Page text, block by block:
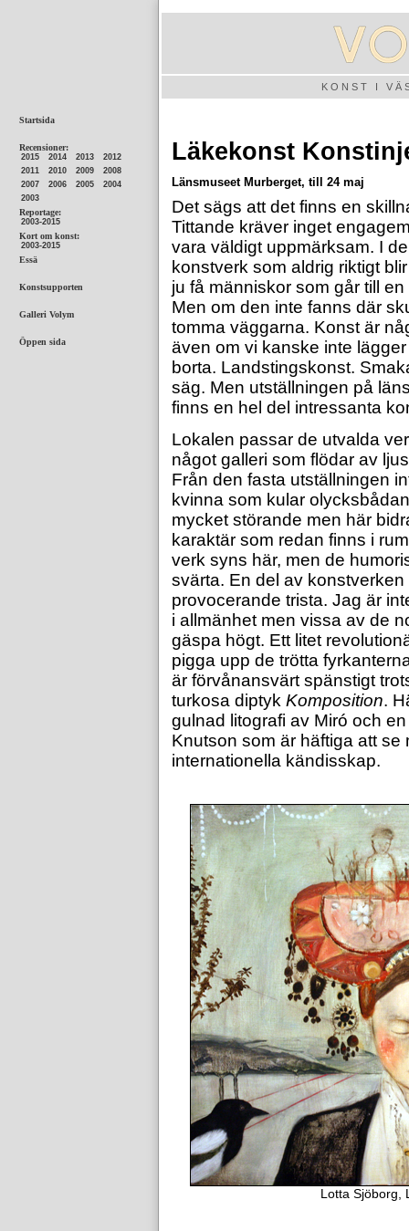
KONST I
Läkekonst
Länsmuseet Murberget, till 24 maj
Det sägs att det finns en
Tittande kräver inget
vara väldigt uppmärksam. I
konstverk som aldrig riktigt
ju få människor som går till
Men om den inte fanns där
tomma väggarna. Konst är
även om vi kanske inte
borta. Landstingskonst.
säg. Men utställningen på
finns en hel del intressanta
Lokalen passar de utvalda
något galleri som flödar av
Från den fasta utställningen
kvinna som kular
mycket störande men här
karaktär som redan finns i
verk syns här, men de
svärta. En del av
provocerande trista. Jag är
i allmänhet men vissa av de
gäspa högt. Ett litet
pigga upp de trötta
är förvånansvärt spänstigt
turkosa diptyk Komposition.
gulnad litografi av Miró och
Knutson som är häftiga att
internationella kändisskap.
Lotta Sjöborg,